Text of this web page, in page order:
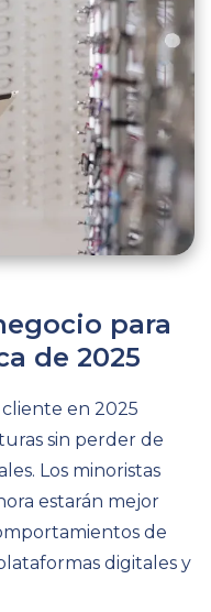
para
de 2025
en 2025
sin perder de
Los minoristas
estarán mejor
de
digitales y